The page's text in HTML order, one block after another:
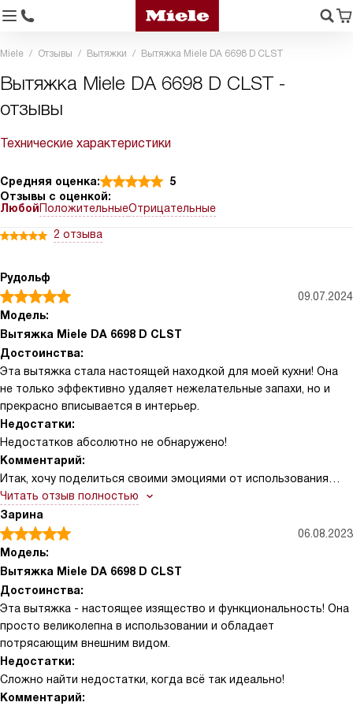
Miele Отзывы Вытяжки Вытяжка Miele DA 6698 D CLST
Вытяжка Miele DA 6698 D CLST -
отзывы
Технические характеристики
Средняя оценка:
5
Отзывы с оценкой:
ЛюбойПоложительныеОтрицательные
2 отзыва
Рудольф
09.07.2024
Модель:
Вытяжка Miele DA 6698 D CLST
Достоинства:
Эта вытяжка стала настоящей находкой для моей кухни! Она
не только эффективно удаляет нежелательные запахи, но и
прекрасно вписывается в интерьер.
Недостатки:
Недостатков абсолютно не обнаружено!
Комментарий:
Итак, хочу поделиться своими эмоциями от использования
этой вытяжки. С самого начала меня удивила ее мощность и
эффективность. Было приятно удивление, когда после
приготовления обеда в кухне не осталось никаких запахов! Это
было действительно впечатляюще. Я часто готовлю дома, и
мне нравится, что вытяжка работает так тихо. Никакого
работает на полную мощность. Это очень важно для меня,
потому что я люблю готовить в тишине, наслаждаясь
процессом. Еще один момент, который меня порадовал, это ее
дизайн. Она выглядит очень стильно и современно, идеально
вписывается в интерьер моей кухни. Я получаю массу
комплиментов от гостей, которые приходят ко мне в гости и
Читать отзыв полностью
Зарина
06.08.2023
Модель:
Вытяжка Miele DA 6698 D CLST
Достоинства:
Эта вытяжка - настоящее изящество и функциональность! Она
просто великолепна в использовании и обладает
потрясающим внешним видом.
Недостатки:
Сложно найти недостатки, когда всё так идеально!
Комментарий: